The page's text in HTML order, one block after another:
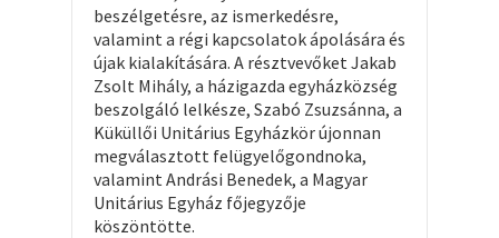
beszélgetésre, az ismerkedésre,
valamint a régi kapcsolatok ápolására és
újak kialakítására. A résztvevőket Jakab
Zsolt Mihály, a házigazda egyházközség
beszolgáló lelkésze, Szabó Zsuzsánna, a
Küküllői Unitárius Egyházkör újonnan
megválasztott felügyelőgondnoka,
valamint Andrási Benedek, a Magyar
Unitárius Egyház főjegyzője
köszöntötte.